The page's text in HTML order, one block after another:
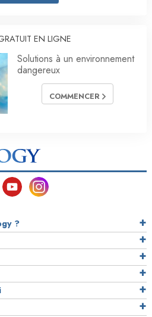
EN LIGNE
Solutions à un environnement
dangereux
COMMENCER
?